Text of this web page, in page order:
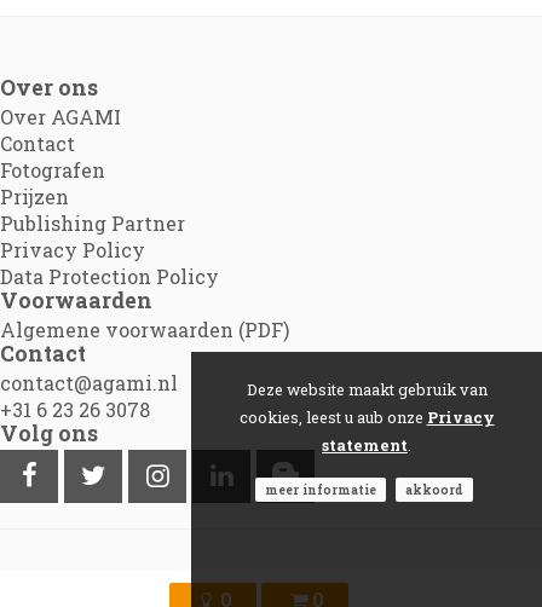
0 0
Over ons
Over AGAMI
Contact
Fotografen
Prijzen
Publishing Partner
Privacy Policy
Data Protection Policy
Voorwaarden
Algemene voorwaarden (PDF)
Contact
contact@agami.nl
+31 6 23 26 3078
Volg ons
Agami.nl|Powered by Picture Pack
Deze website maakt gebruik van
cookies, leest u aub onze Privacy
statement
meer informatie akkoord